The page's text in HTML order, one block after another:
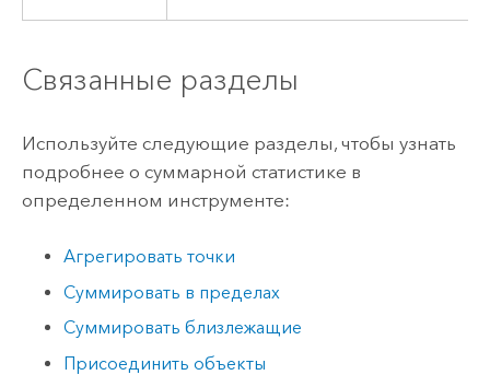
Связанные разделы
Используйте следующие разделы, чтобы узнать
подробнее о суммарной статистике в
определенном инструменте:
Агрегировать точки
Суммировать в пределах
Суммировать близлежащие
Присоединить объекты